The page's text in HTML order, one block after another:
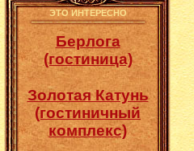
ЭТО ИНТЕРЕСНО
Берлога
(гостиница)
Золотая Катунь
(гостиничный
комплекс)